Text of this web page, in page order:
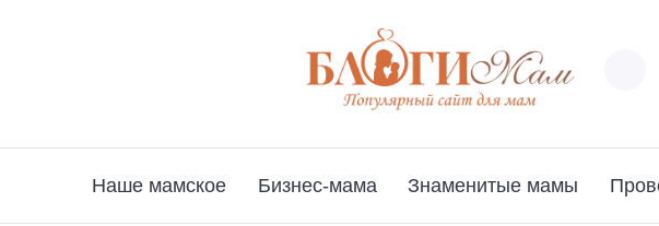
Наше мамское Бизнес-мама Знаменитые мамы